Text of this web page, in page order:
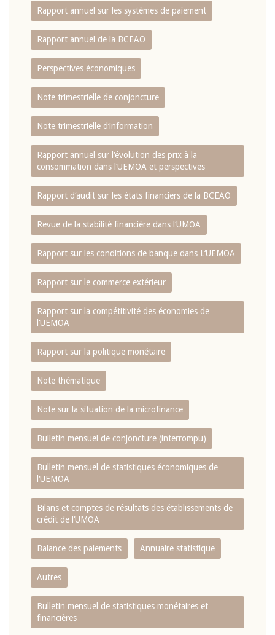
Rapport annuel sur les systèmes de paiement
Rapport annuel de la BCEAO
Perspectives économiques
Note trimestrielle de conjoncture
Note trimestrielle d‘information
Rapport annuel sur l‘évolution des prix à la
consommation dans l‘UEMOA et perspectives
Rapport d‘audit sur les états financiers de la BCEAO
Revue de la stabilité financière dans l‘UMOA
Rapport sur les conditions de banque dans L‘UEMOA
Rapport sur le commerce extérieur
Rapport sur la compétitivité des économies de
l‘UEMOA
Rapport sur la politique monétaire
Note thématique
Note sur la situation de la microfinance
Bulletin mensuel de conjoncture (interrompu)
Bulletin mensuel de statistiques économiques de
l‘UEMOA
Bilans et comptes de résultats des établissements de
crédit de l‘UMOA
Balance des paiements Annuaire statistique
Autres
Bulletin mensuel de statistiques monétaires et
financières